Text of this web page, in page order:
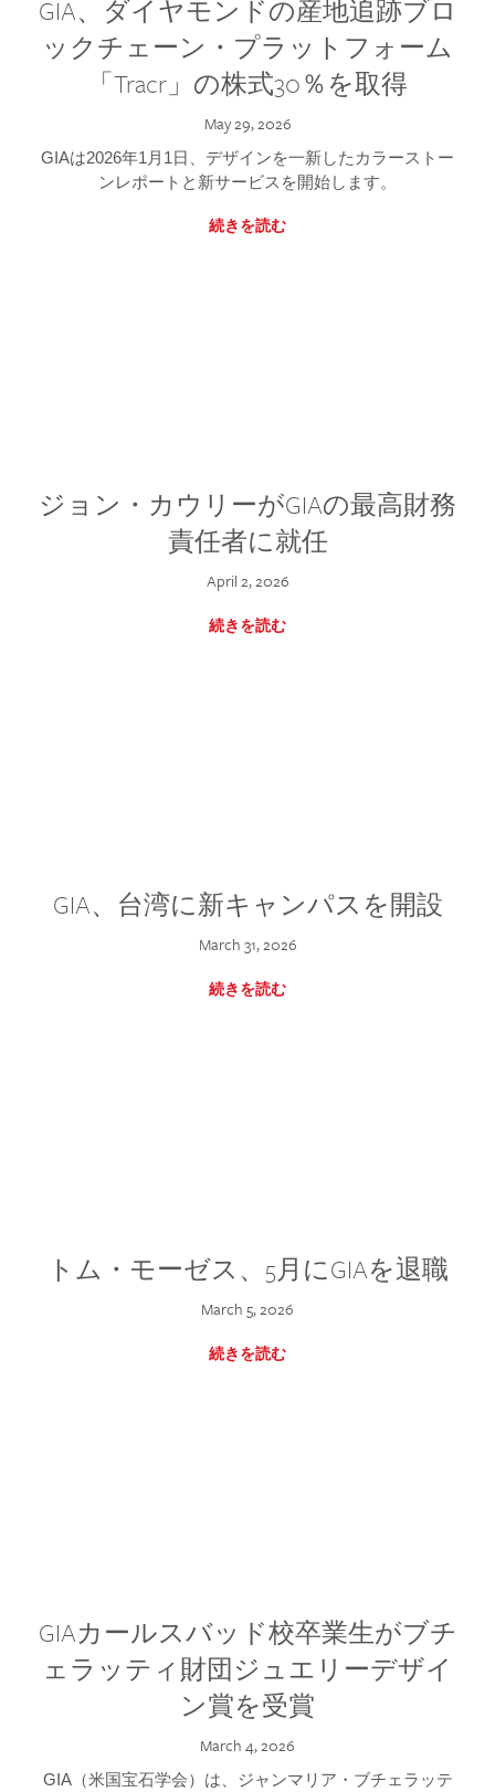
GIA、ダイヤモンドの産地追跡ブロ
ックチェーン・プラットフォーム
「Tracr」の株式30％を取得
May 29, 2026
GIAは2026年1月1日、デザインを一新したカラーストー
ンレポートと新サービスを開始します。
続きを読む
ジョン・カウリーがGIAの最高財務
責任者に就任
April 2, 2026
続きを読む
GIA、台湾に新キャンパスを開設
March 31, 2026
続きを読む
トム・モーゼス、5月にGIAを退職
March 5, 2026
続きを読む
GIAカールスバッド校卒業生がブチ
ェラッティ財団ジュエリーデザイ
ン賞を受賞
March 4, 2026
GIA（米国宝石学会）は、ジャンマリア・ブチェラッテ